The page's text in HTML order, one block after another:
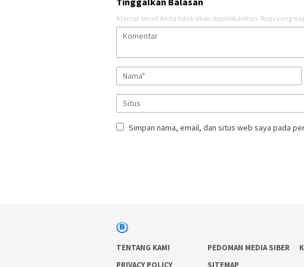
Alamat email Anda tidak akan dipublikasikan. Ruas yang
Simpan nama, email, dan situs web saya pada
TENTANG KAMI PEDOMAN MEDIA SIBER
PRIVACY POLICY
SITEMAP